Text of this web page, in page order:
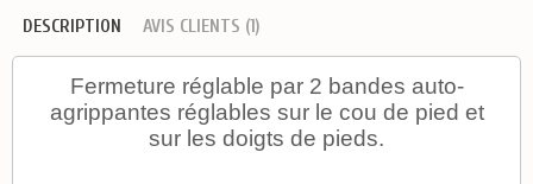
DESCRIPTION AVIS CLIENTS (1)
Fermeture réglable par 2 bandes auto-
agrippantes réglables sur le cou de pied et
sur les doigts de pieds.